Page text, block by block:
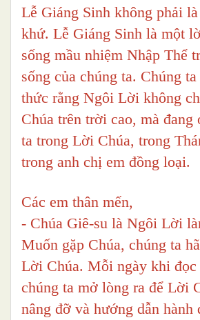
Lễ Giáng Sinh không phải
khứ. Lễ Giáng Sinh là một
sống mầu nhiệm Nhập Thể
sống của chúng ta. Chúng
thức rằng Ngôi Lời không
Chúa trên trời cao, mà đang
ta trong Lời Chúa, trong
trong anh chị em đồng loại.
Các em thân mến,
- Chúa Giê-su là Ngôi Lời
Muốn gặp Chúa, chúng ta
Lời Chúa. Mỗi ngày khi đọc
chúng ta mở lòng ra để Lời
nâng đỡ và hướng dẫn hành